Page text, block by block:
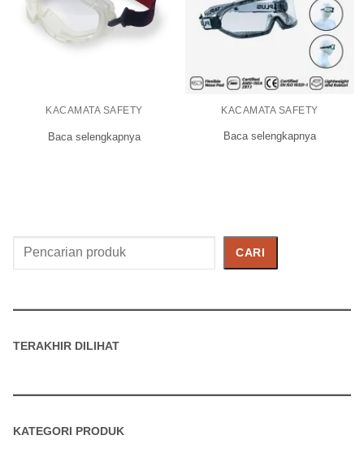
KACAMATA SAFETY
Baca selengkapnya
KACAMATA SAFETY
Baca selengkapnya
Cari
Produk
CARI
TERAKHIR DILIHAT
KATEGORI PRODUK